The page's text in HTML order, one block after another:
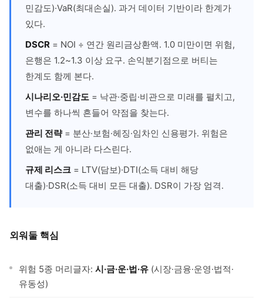
민감도)·VaR(최대손실). 과거 데이터 기반이라 한계가
있다.
DSCR = NOI ÷ 연간 원리금상환액. 1.0 미만이면 위험,
은행은 1.2~1.3 이상 요구. 손익분기점으로 버티는
한계도 함께 본다.
시나리오·민감도 = 낙관·중립·비관으로 미래를 펼치고,
변수를 하나씩 흔들어 약점을 찾는다.
관리 전략= 분산·보험·헤징·임차인 신용평가. 위험은
없애는 게 아니라 다스린다.
규제 리스크 = LTV(담보)·DTI(소득 대비 해당
대출)·DSR(소득 대비 모든 대출). DSR이 가장 엄격.
외워둘 핵심
위험 5종 머리글자: 시·금·운·법·유 (시장·금융·운영·법적·
유동성)